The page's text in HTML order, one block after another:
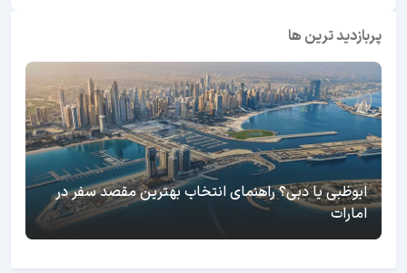
پربازدید ترین ها
ابوظبی یا دبی؟ راهنمای انتخاب بهترین مقصد سفر در
امارات